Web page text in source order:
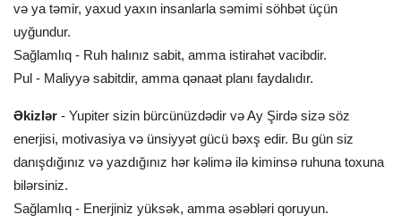
və ya təmir, yaxud yaxın insanlarla səmimi söhbət üçün
uyğundur.
Sağlamlıq - Ruh halınız sabit, amma istirahət vacibdir.
Pul - Maliyyə sabitdir, amma qənaət planı faydalıdır.
Əkizlər - Yupiter sizin bürcünüzdədir və Ay Şirdə sizə söz
enerjisi, motivasiya və ünsiyyət gücü bəxş edir. Bu gün siz
danışdığınız və yazdığınız hər kəlimə ilə kiminsə ruhuna toxuna
bilərsiniz.
Sağlamlıq - Enerjiniz yüksək, amma əsəbləri qoruyun.